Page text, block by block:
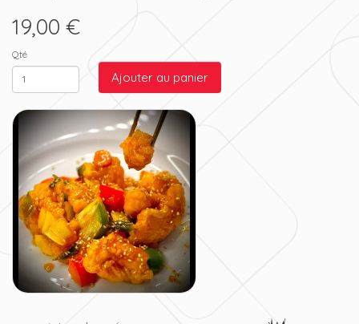
19,00 €
Qté
Ajouter au panier